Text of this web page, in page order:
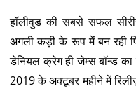
हॉलीवुड की सबसे सफल
अगली कड़ी के रूप में बन रही
डेनियल क्रेग ही जेम्स बॉन्ड का
2019 के अक्टूबर महीने में